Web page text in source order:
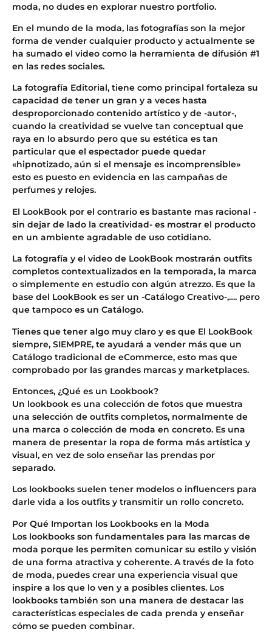
moda, no dudes en explorar nuestro portfolio.
En el mundo de la moda, las fotografías son la mejor
forma de vender cualquier producto y actualmente se
ha sumado el video como la herramienta de difusión #1
en las redes sociales.
La fotografía Editorial, tiene como principal fortaleza su
capacidad de tener un gran y a veces hasta
desproporcionado contenido artístico y de -autor-,
cuando la creatividad se vuelve tan conceptual que
raya en lo absurdo pero que su estética es tan
particular que el espectador puede quedar
«hipnotizado, aún si el mensaje es incomprensible»
esto es puesto en evidencia en las campañas de
perfumes y relojes.
El LookBook por el contrario es bastante mas racional -
sin dejar de lado la creatividad- es mostrar el producto
en un ambiente agradable de uso cotidiano.
La fotografía y el video de LookBook mostrarán outfits
completos contextualizados en la temporada, la marca
o simplemente en estudio con algún atrezzo. Es que la
base del LookBook es ser un -Catálogo Creativo-,…. pero
que tampoco es un Catálogo.
Tienes que tener algo muy claro y es que El LookBook
siempre, SIEMPRE, te ayudará a vender más que un
Catálogo tradicional de eCommerce, esto mas que
comprobado por las grandes marcas y marketplaces.
Entonces, ¿Qué es un Lookbook?
Un lookbook es una colección de fotos que muestra
una selección de outfits completos, normalmente de
una marca o colección de moda en concreto. Es una
manera de presentar la ropa de forma más artística y
visual, en vez de solo enseñar las prendas por
separado.
Los lookbooks suelen tener modelos o influencers para
darle vida a los outfits y transmitir un rollo concreto.
Por Qué Importan los Lookbooks en la Moda
Los lookbooks son fundamentales para las marcas de
moda porque les permiten comunicar su estilo y visión
de una forma atractiva y coherente. A través de la foto
de moda, puedes crear una experiencia visual que
inspire a los que lo ven y a posibles clientes. Los
lookbooks también son una manera de destacar las
características especiales de cada prenda y enseñar
cómo se pueden combinar.
BLOG